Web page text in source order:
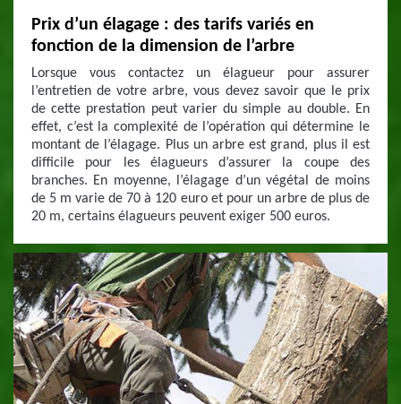
Prix d’un élagage : des tarifs variés en
fonction de la dimension de l’arbre
Lorsque vous contactez un élagueur pour assurer
l’entretien de votre arbre, vous devez savoir que le prix
de cette prestation peut varier du simple au double. En
effet, c’est la complexité de l’opération qui détermine le
montant de l’élagage. Plus un arbre est grand, plus il est
difficile pour les élagueurs d’assurer la coupe des
branches. En moyenne, l’élagage d’un végétal de moins
de 5 m varie de 70 à 120 euro et pour un arbre de plus de
20 m, certains élagueurs peuvent exiger 500 euros.